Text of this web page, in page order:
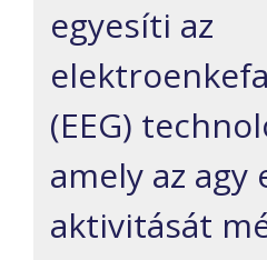
egyesíti az
(EEG)
amely az
aktivitását